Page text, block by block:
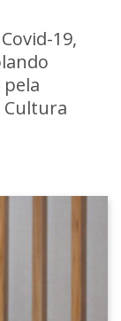
19,
Cultura